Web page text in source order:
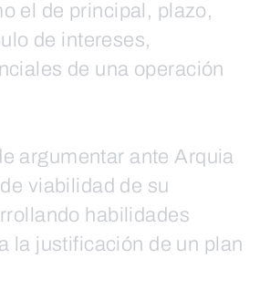
el de principal, plazo,
de intereses,
de una operación
argumentar ante Arquia
viabilidad de su
habilidades
la justificación de un plan